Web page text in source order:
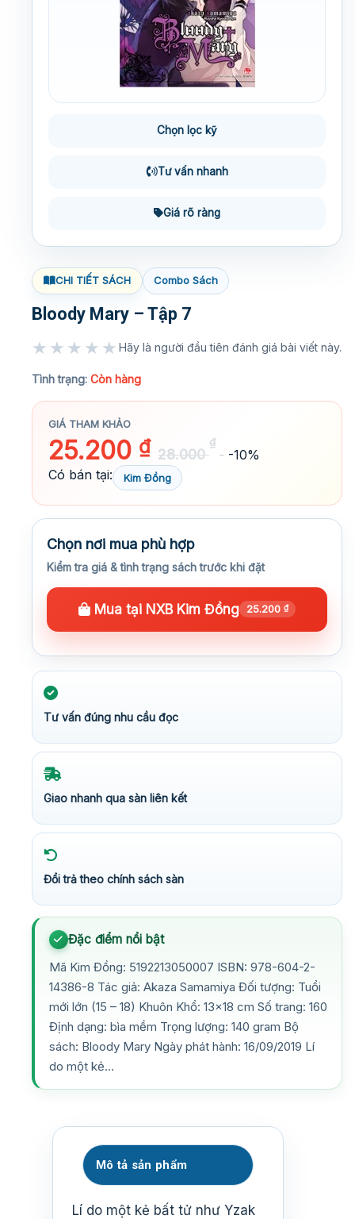
Chọn lọc kỹ
Tư vấn nhanh
Giá rõ ràng
CHI TIẾT SÁCH Combo Sách
Bloody Mary – Tập 7
★★★★★ Hãy là người đầu tiên đánh giá bài viết này.
Tình trạng: Còn hàng
GIÁ THAM KHẢO
25.200 ₫ 28.000
₫
-10%
Có bán tại:
Kim Đồng
Chọn nơi mua phù hợp
Kiểm tra giá & tình trạng sách trước khi đặt
Mua tại NXB Kim Đồng 25.200 ₫
Tư vấn đúng nhu cầu đọc
Giao nhanh qua sàn liên kết
Đổi trả theo chính sách sàn
Đặc điểm nổi bật
Mã Kim Đồng: 5192213050007 ISBN: 978-604-2-
14386-8 Tác giả: Akaza Samamiya Đối tượng: Tuổi
mới lớn (15 – 18) Khuôn Khổ: 13×18 cm Số trang: 160
Định dạng: bìa mềm Trọng lượng: 140 gram Bộ
sách: Bloody Mary Ngày phát hành: 16/09/2019 Lí
do một kẻ…
Mô tả sản phẩm
Lí do một kẻ bất tử như Yzak